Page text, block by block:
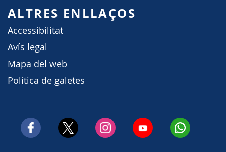
ALTRES ENLLAÇOS
Accessibilitat
Avís legal
Mapa del web
Política de galetes